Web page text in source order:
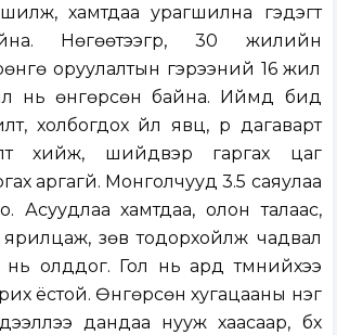
хамтдаа урагшилна гэдэгт
Нөгөөтээгүүр, 30 жилийн
оруулалтын гэрээний 16 жил
нь өнгөрсөн байна. Иймд бид
холбогдох үйл явц, үр дагаварт
хийж, шийдвэр гаргах цаг
аргагүй. Монголчууд 3.5 саяулаа
Асуудлаа хамтдаа, олон талаас,
ярилцаж, зөв тодорхойлж чадвал
олддог. Гол нь ард түмнийхээ
ёстой. Өнгөрсөн хугацааны нэг
дандаа нууж хаасаар, бүх